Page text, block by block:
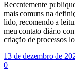
Recentemente
mais comuns na
lido, recomendo a
meu contato diário
criação de processos
13 de dezembro de
0